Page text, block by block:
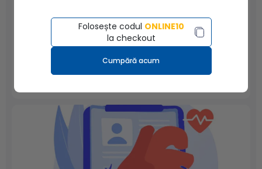
Boala Graves: diagnostic clinic și de laborator
Boala Graves definiție și istoricBoala Graves este una
dintre principalele forme clinice de hipertiroidie de
cauză autoimună, având determinism genetic. Se
(gușă) însoțită de o producţie de autoanticorpi anti-
receptor pentru TSH, cu efect predominant
stimulator, determinând astfel un exces periferic de
hormoni tiroidieni....
Folosește codul ONLINE10
la checkout
Cumpără acum